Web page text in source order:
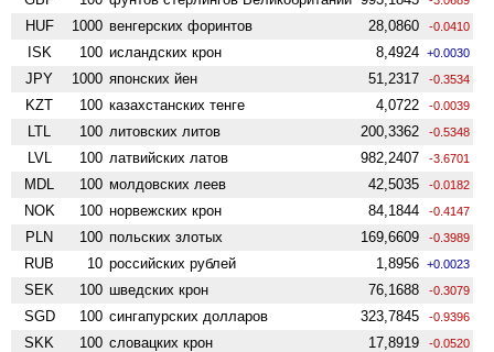
HUF 1000 венгерских форинтов 28,0860 -0.0410
ISK 100 исландских крон 8,4924 +0.0030
JPY 1000 японских йен 51,2317 -0.3534
KZT 100 казахстанских тенге 4,0722 -0.0039
LTL 100 литовских литов 200,3362 -0.5348
LVL 100 латвийских латов 982,2407 -3.6701
MDL 100 молдовских леев 42,5035 -0.0182
NOK 100 норвежских крон 84,1844 -0.4147
PLN 100 польских злотых 169,6609 -0.3989
RUB 10 российских рублей 1,8956 +0.0023
SEK 100 шведских крон 76,1688 -0.3079
SGD 100 сингапурских долларов 323,7845 -0.9396
SKK 100 словацких крон 17,8919 -0.0520